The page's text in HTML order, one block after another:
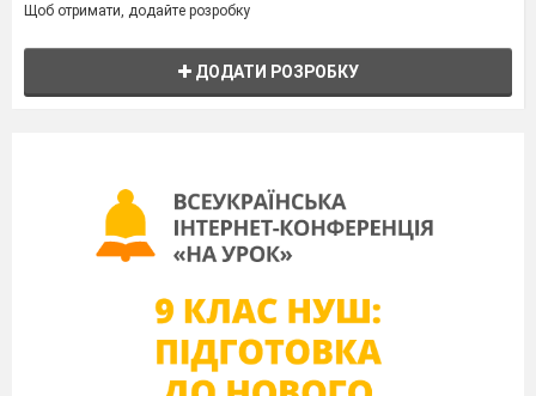
Щоб отримати, додайте розробку
ДОДАТИ РОЗРОБКУ